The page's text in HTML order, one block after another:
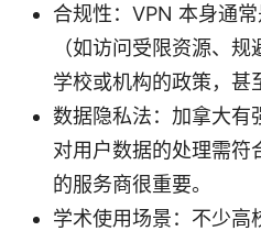
合规性：VPN 本身通
（如访问受限资源、
学校或机构的政策，甚
数据隐私法：加拿大有
对用户数据的处理需符
的服务商很重要。
学术使用场景：不少高